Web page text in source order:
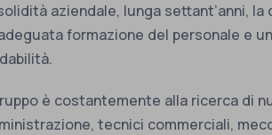
aziendale, lunga settant’anni,
formazione del personale e
è costantemente alla ricerca di
tecnici commerciali,